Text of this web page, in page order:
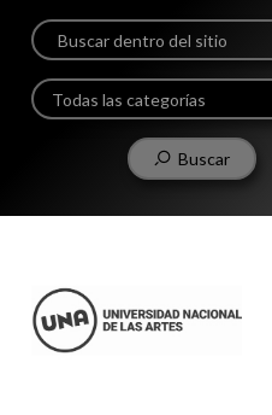
Todas las categorías
Buscar